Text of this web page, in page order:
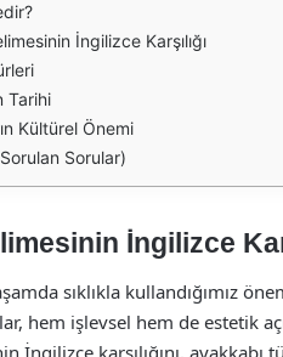
İngilizce Karşılığı
Tarihi
Kültürel Önemi
Sorular)
İngilizce
sıklıkla kullandığımız
hem işlevsel hem de estetik
İngilizce karşılığını,